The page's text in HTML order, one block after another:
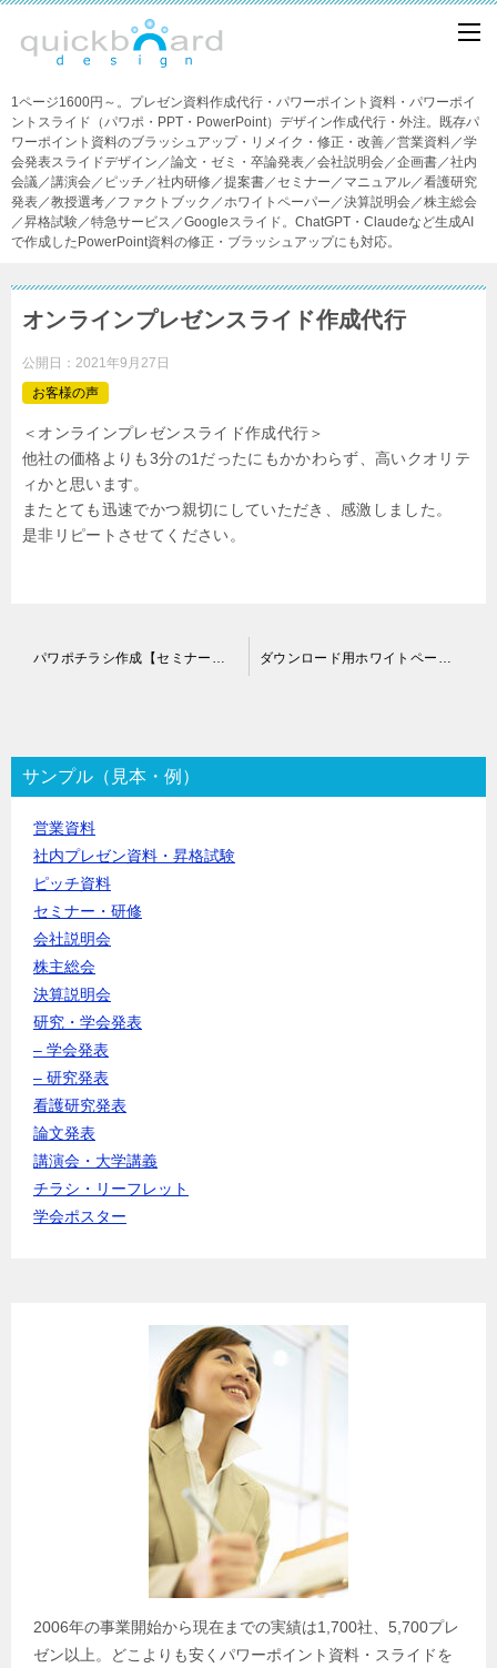
1ページ1600円～。プレゼン資料作成代行・パワーポイント資料・パワーポイ
ントスライド（パワポ・PPT・PowerPoint）デザイン作成代行・外注。既存パ
ワーポイント資料のブラッシュアップ・リメイク・修正・改善／営業資料／学
会発表スライドデザイン／論文・ゼミ・卒論発表／会社説明会／企画書／社内
会議／講演会／ピッチ／社内研修／提案書／セミナー／マニュアル／看護研究
発表／教授選考／ファクトブック／ホワイトペーパー／決算説明会／株主総会
／昇格試験／特急サービス／Googleスライド。ChatGPT・Claudeなど生成AI
で作成したPowerPoint資料の修正・ブラッシュアップにも対応。
オンラインプレゼンスライド作成代行
公開日： 2021年9月27日
お客様の声
＜オンラインプレゼンスライド作成代行＞
他社の価格よりも3分の1だったにもかかわらず、高いクオリテ
ィかと思います。
またとても迅速でかつ親切にしていただき、感激しました。
是非リピートさせてください。
ゲ
ー
シ
サンプル（見本・例）
営業資料
社内プレゼン資料・昇格試験
ピッチ資料
セミナー・研修
会社説明会
株主総会
決算説明会
研究・学会発表
– 学会発表
– 研究発表
看護研究発表
論文発表
講演会・大学講義
チラシ・リーフレット
学会ポスター
2006年の事業開始から現在までの実績は1,700社、5,700プレ
ゼン以上。どこよりも安くパワーポイント資料・スライドを